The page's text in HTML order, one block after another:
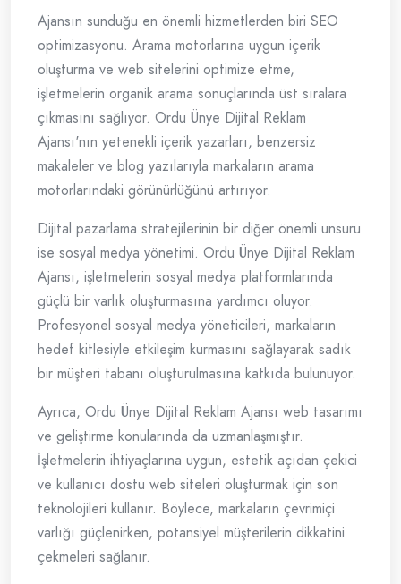
Ajansın sunduğu en önemli hizmetlerden biri SEO
optimizasyonu. Arama motorlarına uygun içerik
oluşturma ve web sitelerini optimize etme,
işletmelerin organik arama sonuçlarında üst sıralara
çıkmasını sağlıyor. Ordu Ünye Dijital Reklam
Ajansı'nın yetenekli içerik yazarları, benzersiz
makaleler ve blog yazılarıyla markaların arama
motorlarındaki görünürlüğünü artırıyor.
Dijital pazarlama stratejilerinin bir diğer önemli unsuru
ise sosyal medya yönetimi. Ordu Ünye Dijital Reklam
Ajansı, işletmelerin sosyal medya platformlarında
güçlü bir varlık oluşturmasına yardımcı oluyor.
Profesyonel sosyal medya yöneticileri, markaların
hedef kitlesiyle etkileşim kurmasını sağlayarak sadık
bir müşteri tabanı oluşturulmasına katkıda bulunuyor.
Ayrıca, Ordu Ünye Dijital Reklam Ajansı web tasarımı
ve geliştirme konularında da uzmanlaşmıştır.
İşletmelerin ihtiyaçlarına uygun, estetik açıdan çekici
ve kullanıcı dostu web siteleri oluşturmak için son
teknolojileri kullanır. Böylece, markaların çevrimiçi
varlığı güçlenirken, potansiyel müşterilerin dikkatini
çekmeleri sağlanır.